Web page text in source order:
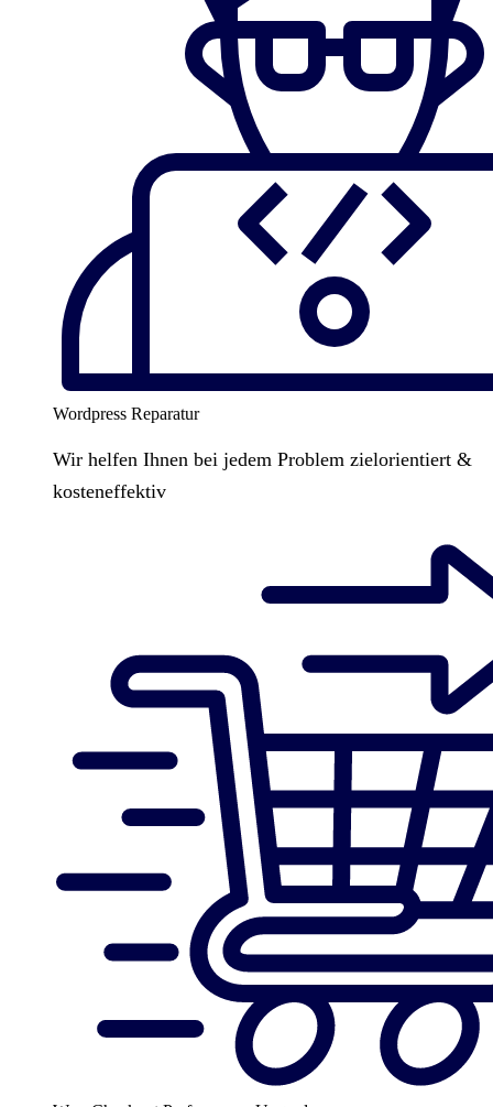
Wordpress Reparatur
Wir helfen Ihnen bei jedem Problem zielorientiert &
kosteneffektiv